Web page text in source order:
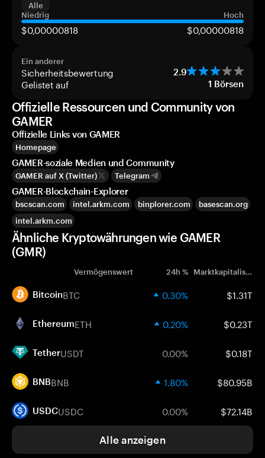
Alle
Niedrig
Hoch
$0,00000818 $0,00000818
Ein anderer
Sicherheitsbewertung 2.9
Gelistet auf 1 Börsen
Offizielle Ressourcen und Community von
GAMER
Offizielle Links von GAMER
Homepage
GAMER-soziale Medien und Community
GAMER auf X (Twitter) Telegram
GAMER-Blockchain-Explorer
bscscan.com intel.arkm.com binplorer.com
basescan.org
intel.arkm.com
Ähnliche Kryptowährungen wie GAMER
(GMR)
Vermögenswert 24h % Marktkapitalisierung
BitcoinBTC 0.30% $1.31T
EthereumETH 0.20% $0.23T
TetherUSDT 0.00% $0.18T
BNBBNB 1.80% $80.95B
USDCUSDC 0.00% $72.14B
Alle anzeigen